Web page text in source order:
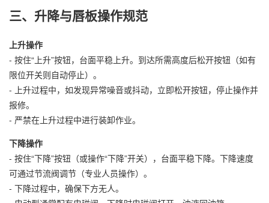
三、升降与唇板操作规范
上升操作
- 按住“上升”按钮，台面平稳上升。到达所需高度后松开按钮（如有
限位开关则自动停止）。
- 上升过程中，如发现异常噪音或抖动，立即松开按钮，停止操作并
报修。
- 严禁在上升过程中进行装卸作业。
下降操作
- 按住“下降”按钮（或操作“下降”开关），台面平稳下降。下降速度
可通过节流阀调节（专业人员操作）。
- 下降过程中，确保下方无人。